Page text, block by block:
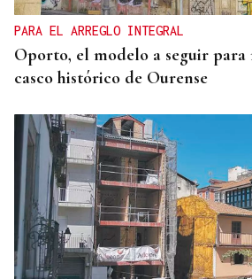
PARA EL ARREGLO INTEGRAL
Oporto, el modelo a seguir para
casco histórico de Ourense